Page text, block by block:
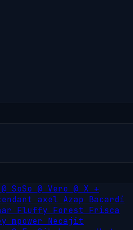
@ SoSo @ Vero @ X +
axel Azap Bacardi
Fluffy Forest Frisca
mpower Necajit